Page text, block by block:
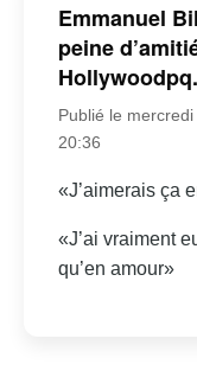
Emmanuel
peine
Publié le
20:36
«J’aimerais ça
«J’ai vraiment
qu’en amour»